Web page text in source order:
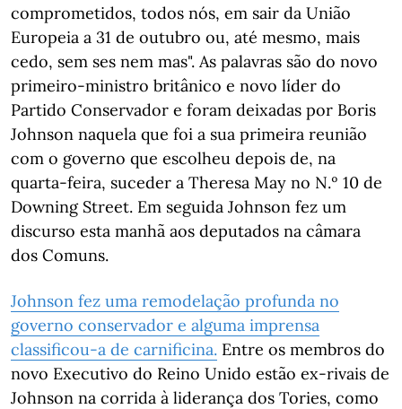
comprometidos, todos nós, em sair da União
Europeia a 31 de outubro ou, até mesmo, mais
cedo, sem ses nem mas". As palavras são do novo
primeiro-ministro britânico e novo líder do
Partido Conservador e foram deixadas por Boris
Johnson naquela que foi a sua primeira reunião
com o governo que escolheu depois de, na
quarta-feira, suceder a Theresa May no N.º 10 de
Downing Street. Em seguida Johnson fez um
discurso esta manhã aos deputados na câmara
dos Comuns.
Johnson fez uma remodelação profunda no
governo conservador e alguma imprensa
classificou-a de carnificina. Entre os membros do
novo Executivo do Reino Unido estão ex-rivais de
Johnson na corrida à liderança dos Tories, como